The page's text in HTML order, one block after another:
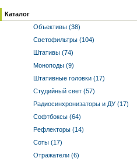
Каталог
Объективы (38)
Светофильтры (104)
Штативы (74)
Моноподы (9)
Штативные головки (17)
Студийный свет (57)
Радиосинхронизаторы и ДУ (17)
Софтбоксы (64)
Рефлекторы (14)
Соты (17)
Отражатели (6)